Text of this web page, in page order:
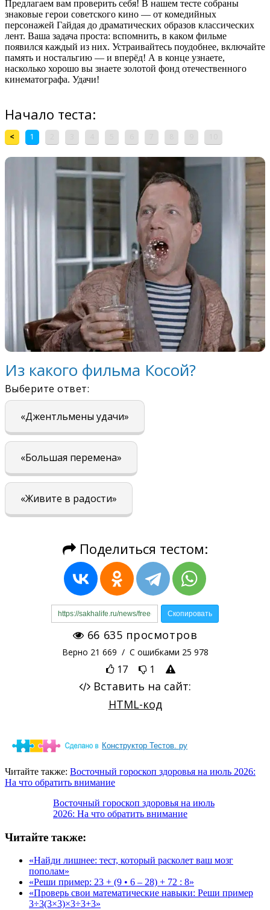
Предлагаем вам проверить себя! В нашем тесте собраны
знаковые герои советского кино — от комедийных
персонажей Гайдая до драматических образов классических
лент. Ваша задача проста: вспомнить, в каком фильме
появился каждый из них. Устраивайтесь поудобнее, включайте
память и ностальгию — и вперёд! А в конце узнаете,
насколько хорошо вы знаете золотой фонд отечественного
кинематографа. Удачи!
Конструктор Тестов. ру
Читайте также: Восточный гороскоп здоровья на июль 2026:
На что обратить внимание
Восточный гороскоп здоровья на июль
2026: На что обратить внимание
Читайте также:
«Найди лишнее: тест, который расколет ваш мозг
пополам»
«Реши пример: 23 + (9 • 6 – 28) + 72 : 8»
«Проверь свои математические навыки: Реши пример
3÷3(3×3)×3÷3+3»